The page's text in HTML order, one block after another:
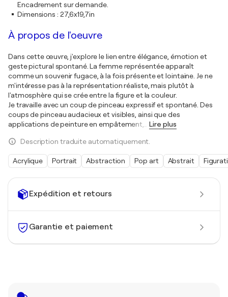
Expédition et retours
Garantie et paiement
Encadrement sur demande.
Dimensions : 27,6x19,7in
À propos de l'oeuvre
Dans cette œuvre, j'explore le lien entre élégance, émotion et
geste pictural spontané. La femme représentée apparaît
comme un souvenir fugace, à la fois présente et lointaine. Je ne
m'intéresse pas à la représentation réaliste, mais plutôt à
l'atmosphère qui se crée entre la figure et la couleur.
Je travaille avec un coup de pinceau expressif et spontané. Des
coups de pinceau audacieux et visibles, ainsi que des
applications de peinture en empâtement,
Lire plus
Description traduite automatiquement.
Acrylique Portrait Abstraction Pop art Abstrait